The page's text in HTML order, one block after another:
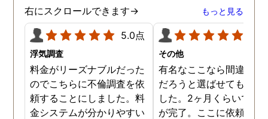
右にスクロールできます→ もっと見る
5.0点
浮気調査
料金がリーズナブルだった
のでこちらに不倫調査を依
頼することにしました。料
金システムが分かりやすい
その他
有名なここなら間違いな
だろうと選ばせてもらい
した。2ヶ月くらいで調
が完了。ここに依頼して